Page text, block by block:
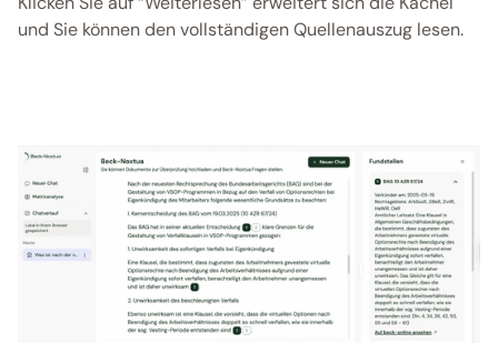
und Sie können den vollständigen Quellenauszug lesen.